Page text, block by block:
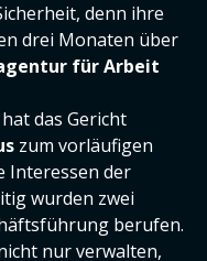
denn ihre
drei Monaten über
für Arbeit
das Gericht
zum vorläufigen
Interessen der
wurden zwei
berufen.
nur verwalten,